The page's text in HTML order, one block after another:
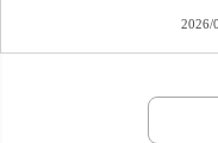
で、 見逃した方もぜひゆ
「こんなシーンのコーデ
お招きいただき、 玉ねぎ
だ染めて楽しむだけではな
2026/